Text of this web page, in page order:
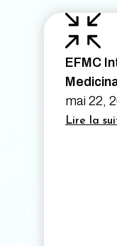
EFMC
mai 22,
Lire la